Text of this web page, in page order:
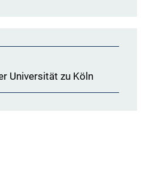
Universität zu Köln